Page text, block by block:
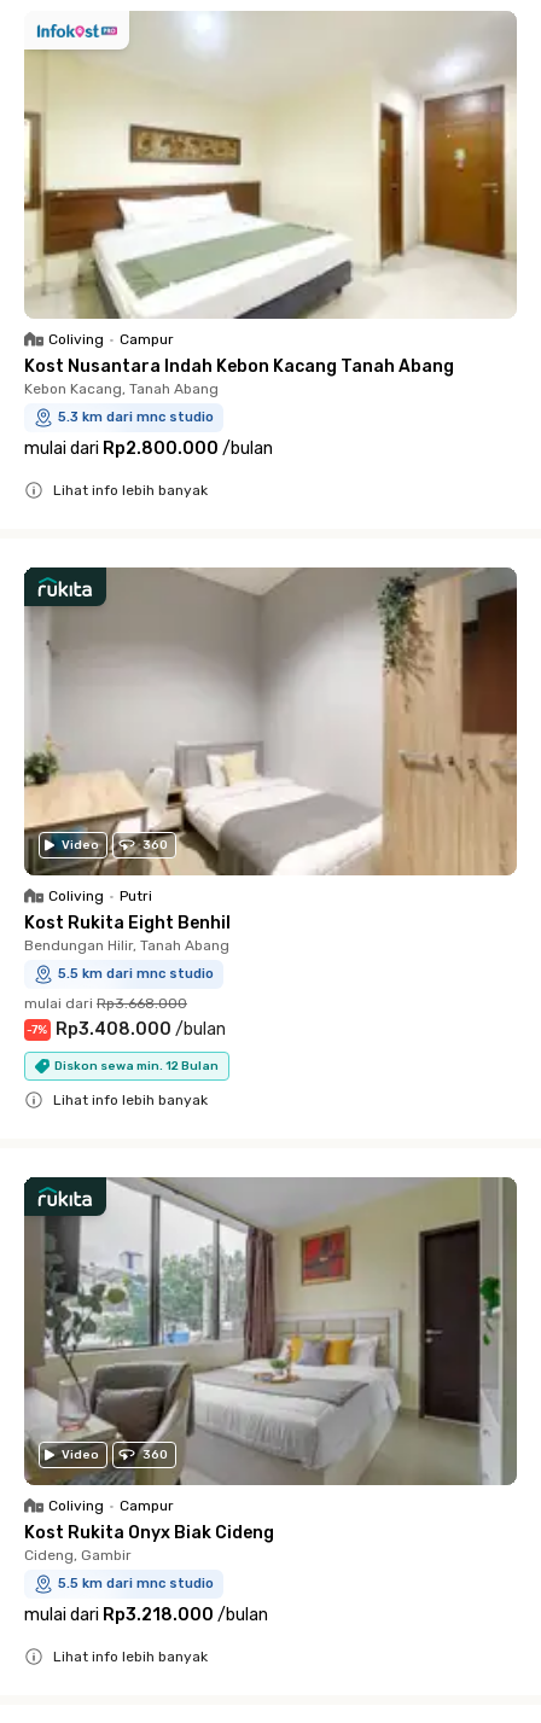
Coliving • Campur
Kost Nusantara Indah Kebon Kacang Tanah Abang
Kebon Kacang, Tanah Abang
5.3 km dari mnc studio
mulai dari Rp2.800.000 /bulan
Lihat info lebih banyak
Video 360
Coliving • Putri
Kost Rukita Eight Benhil
Bendungan Hilir, Tanah Abang
5.5 km dari mnc studio
mulai dari Rp3.668.000
-7% Rp3.408.000 /bulan
Diskon sewa min. 12 Bulan
Lihat info lebih banyak
Video 360
Coliving • Campur
Kost Rukita Onyx Biak Cideng
Cideng, Gambir
5.5 km dari mnc studio
mulai dari Rp3.218.000 /bulan
Lihat info lebih banyak